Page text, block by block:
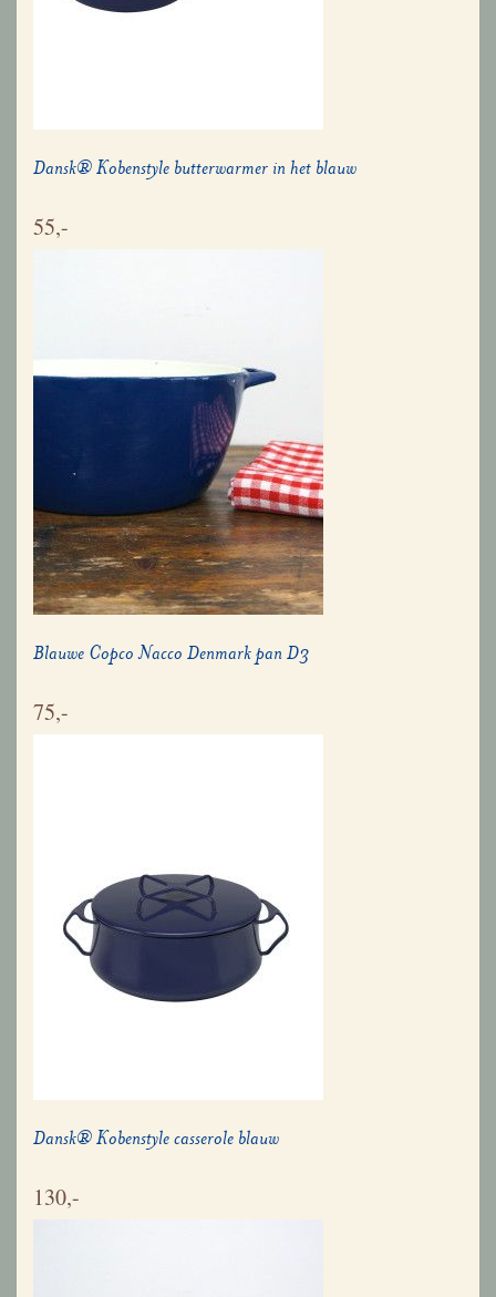
Dansk® Kobenstyle butterwarmer in het blauw
55,-
Blauwe Copco Nacco Denmark pan D3
75,-
Dansk® Kobenstyle casserole blauw
130,-